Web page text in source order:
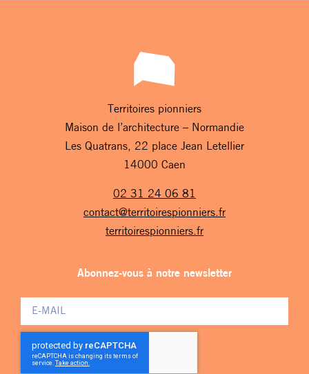
Territoires pionniers
Maison de l’architecture – Normandie
Les Quatrans, 22 place Jean Letellier
14000 Caen
02 31 24 06 81
contact@territoirespionniers.fr
territoirespionniers.fr
Abonnez-vous à notre newsletter